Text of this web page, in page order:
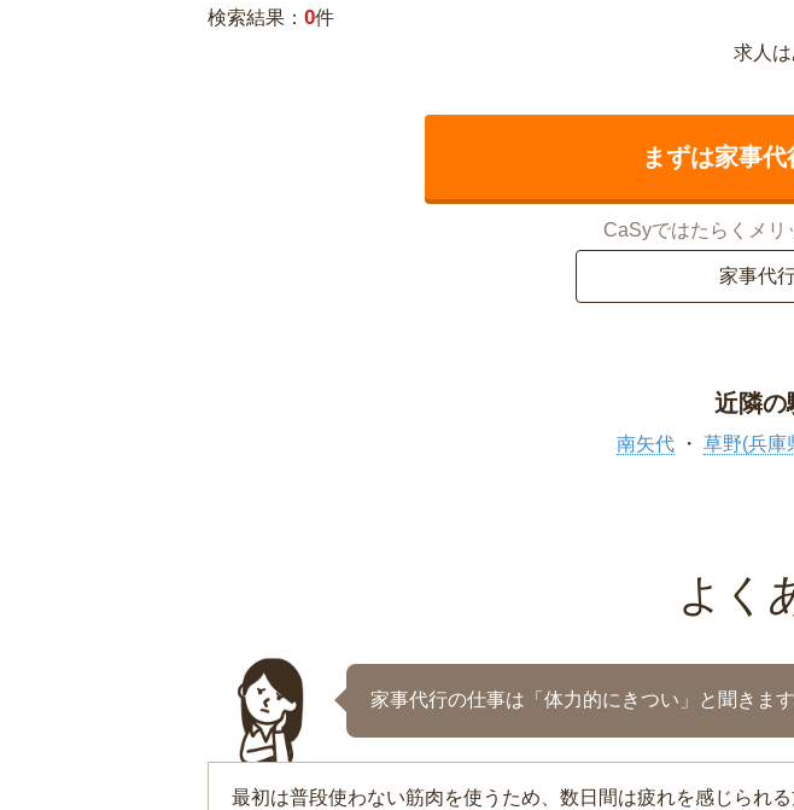
検索結果： 0件
求人
まずは家事
CaSyではたらくメリ
家事代
近隣の
南矢代 草野(兵庫
よく
家事代行の仕事は「体力的にきつい」と聞きま
最初は普段使わない筋肉を使うため、数日間は疲れを感じられる